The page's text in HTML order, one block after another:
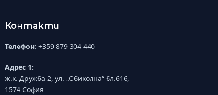
Контакти
Телефон: +359 879 304 440
Адрес 1:
ж.к. Дружба 2, ул. „Обиколна“ бл.616,
1574 София